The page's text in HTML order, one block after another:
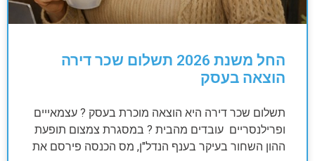
החל משנת 2026 תשלום שכר דירה
הוצאה בעסק
תשלום שכר דירה היא הוצאה מוכרת בעסק ? עצמאייים
ופרילנסריים עובדים מהבית ? במסגרת צמצום תופעת
ההון השחור בעיקר בענף הנדל"ן, מס הכנסה פירסם את